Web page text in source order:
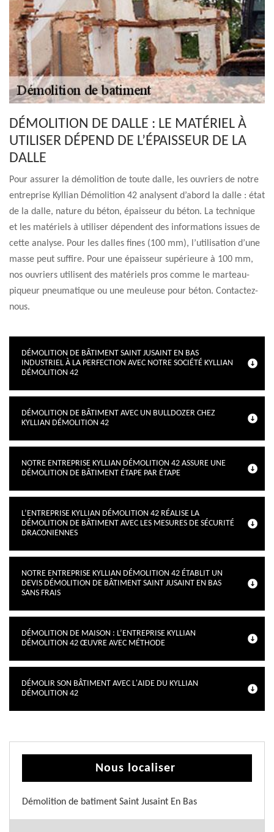
DÉMOLITION DE DALLE : LE MATÉRIEL À
UTILISER DÉPEND DE L’ÉPAISSEUR DE LA
DALLE
Pour assurer la démolition de toute dalle, les ouvriers de notre
entreprise Kyllian Démolition 42 analysent d’abord la dalle : état
de la dalle, nature du béton, épaisseur du béton. La technique
et les matériels à utiliser dépendent des informations issues de
cette analyse. Pour les dalles fines (100 mm), l’utilisation d’une
masse peut suffire. Pour une épaisseur supérieure à 100 mm,
nos ouvriers utilisent des matériels pros comme le marteau-
piqueur pneumatique ou une meuleuse pour béton. Contactez-
nous.
DÉMOLITION DE BÂTIMENT SAINT JUSAINT EN BAS
INDUSTRIEL À LA PERFECTION AVEC NOTRE SOCIÉTÉ KYLLIAN
DÉMOLITION 42
DÉMOLITION DE BÂTIMENT AVEC UN BULLDOZER CHEZ
KYLLIAN DÉMOLITION 42
NOTRE ENTREPRISE KYLLIAN DÉMOLITION 42 ASSURE UNE
DÉMOLITION DE BÂTIMENT ÉTAPE PAR ÉTAPE
L’ENTREPRISE KYLLIAN DÉMOLITION 42 RÉALISE LA
DÉMOLITION DE BÂTIMENT AVEC LES MESURES DE SÉCURITÉ
DRACONIENNES
NOTRE ENTREPRISE KYLLIAN DÉMOLITION 42 ÉTABLIT UN
DEVIS DÉMOLITION DE BÂTIMENT SAINT JUSAINT EN BAS
SANS FRAIS
DÉMOLITION DE MAISON : L’ENTREPRISE KYLLIAN
DÉMOLITION 42 ŒUVRE AVEC MÉTHODE
DÉMOLIR SON BÂTIMENT AVEC L'AIDE DU KYLLIAN
DÉMOLITION 42
Nous localiser
Démolition de batiment Saint Jusaint En Bas